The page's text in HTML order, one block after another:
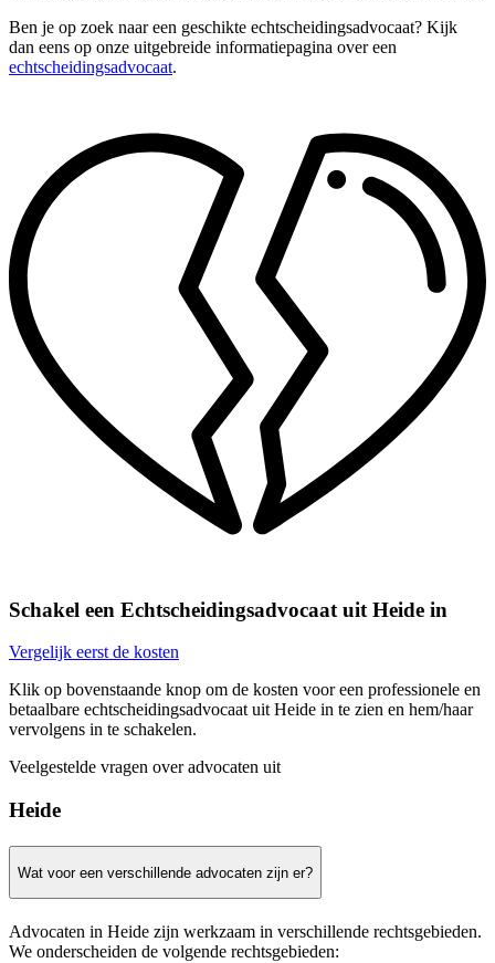
Ben je op zoek naar een geschikte echtscheidingsadvocaat? Kijk
dan eens op onze uitgebreide informatiepagina over een
echtscheidingsadvocaat.
Schakel een Echtscheidingsadvocaat uit Heide in
Vergelijk eerst de kosten
Klik op bovenstaande knop om de kosten voor een professionele en
betaalbare echtscheidingsadvocaat uit Heide in te zien en hem/haar
vervolgens in te schakelen.
Veelgestelde vragen over advocaten uit
Heide
Wat voor een verschillende advocaten zijn er?
Advocaten in Heide zijn werkzaam in verschillende rechtsgebieden.
We onderscheiden de volgende rechtsgebieden: